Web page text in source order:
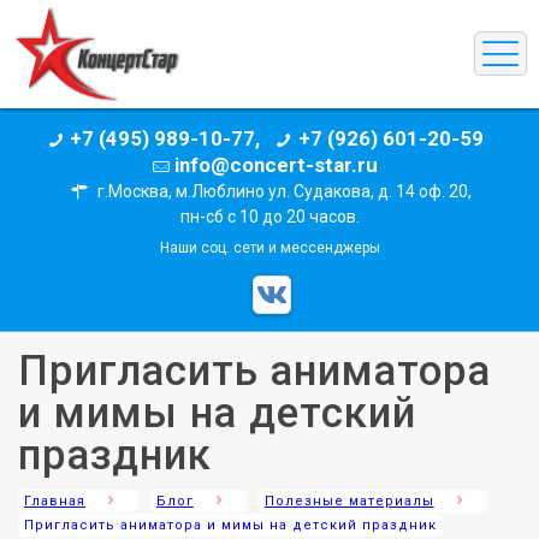
+7 (495) 989-10-77,
+7 (926) 601-20-59
info@concert-star.ru
г.Москва, м.Люблино ул. Судакова, д. 14 оф. 20,
пн-сб с 10 до 20 часов.
Наши соц. сети и мессенджеры
Пригласить аниматора
и мимы на детский
праздник
Главная Блог
Полезные материалы
Пригласить аниматора и мимы на детский праздник